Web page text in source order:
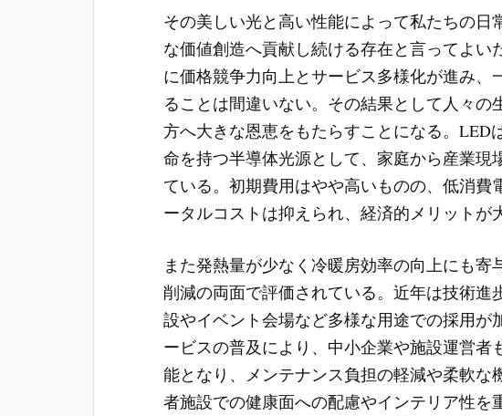
その美しい光と高い性能によって私たちの日
な価値創造へ貢献し続ける存在と言ってよい
に価格競争力向上とサービス多様化が進み、
ることは間違いない。その結果として人々の
方へ大きな恩恵をもたらすことになる。LED
命を持つ半導体光源として、家庭から産業現
ている。初期費用はやや高いものの、低消費
ータルコストは抑えられ、経済的メリットが
また発熱量が少なく冷暖房効率の向上にも寄
削減の両面で評価されている。近年は技術進
設やイベント会場など多様な用途での採用が
ービスの普及により、中小企業や施設運営者
能となり、メンテナンス負担の軽減や柔軟な
者施設での健康面への配慮やインテリア性を